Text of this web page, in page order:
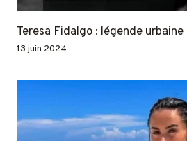
Teresa Fidalgo : légende
13 juin 2024